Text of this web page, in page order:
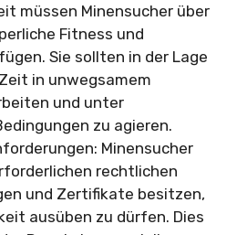
müssen Minensucher über
Fitness und
Sie sollten in der Lage
in unwegsamem
und unter
zu agieren.
Minensucher
rechtlichen
und Zertifikate besitzen,
ausüben zu dürfen. Dies